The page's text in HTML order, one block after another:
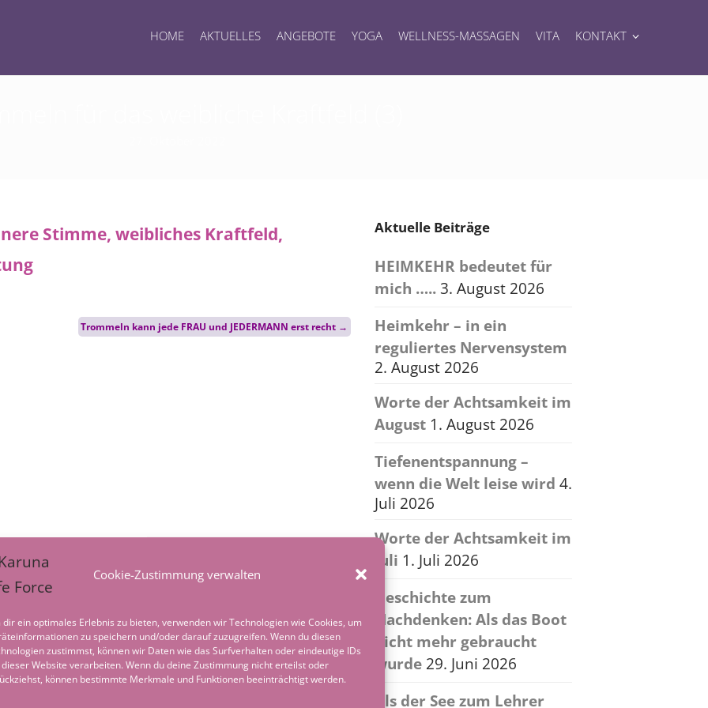
Cookie-Zustimmung verwalten
dir ein optimales Erlebnis zu bieten, verwenden wir Technologien wie Cookies, um
zu speichern und/oder darauf zuzugreifen. Wenn du diesen
zustimmst, können wir Daten wie das Surfverhalten oder eindeutige IDs
Website verarbeiten. Wenn du deine Zustimmung nicht erteilst oder
können bestimmte Merkmale und Funktionen beeinträchtigt werden.
HOME AKTUELLES ANGEBOTE YOGA WELLNESS-MASSAGEN VITA KONTAKT
Trommeln kann jede FRAU und JEDERMANN erst recht →
Aktuelle Beiträge
HEIMKEHR bedeutet für
mich …..3. August 2026
Heimkehr – in ein
reguliertes Nervensystem
2. August 2026
Worte der Achtsamkeit im
August 1. August 2026
Tiefenentspannung –
wenn die Welt leise wird 4.
Juli 2026
Worte der Achtsamkeit im
Juli 1. Juli 2026
Geschichte zum
Nachdenken: Als das Boot
nicht mehr gebraucht
wurde 29. Juni 2026
Als der See zum Lehrer